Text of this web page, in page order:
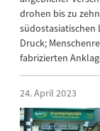
drohen bis zu
südostasiatischen
Druck;
fabrizierten
24. April 2023